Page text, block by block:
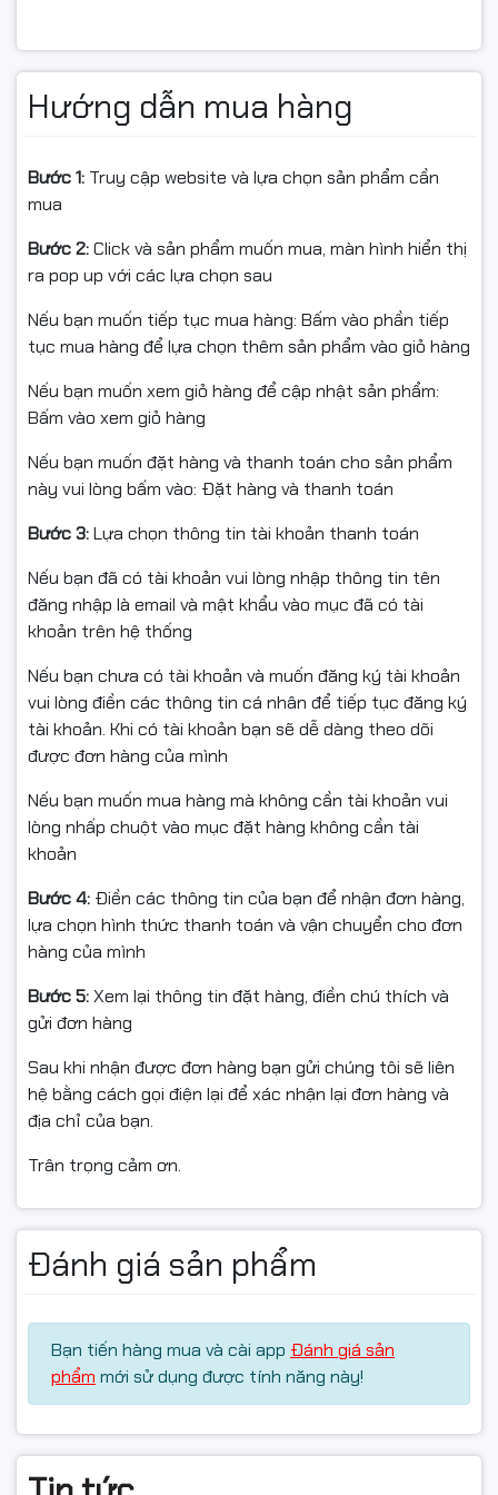
quán net, lớp học.
🎵 Phím tắt đa phương tiện (Multimedia keys)
play/pause, chuyển bài…, tiện khi nghe nhạc, xem phim,
họp online.
🖱 Chuột không dây DPI 3 mức: 800 / 1200 / 1600
Dễ chuyển DPI tùy nhu cầu:
800: gõ văn bản, làm việc cơ bản
1200: dùng thường ngày
1600: thao tác nhanh, màn hình độ phân giải cao hơn
Bàn phím dùng pin AAA
Chuột dùng pin AA
Có công tắc ON/OFF, chủ động tiết kiệm pin khi không
sử dụng.
💻 Tương thích tốt
Dùng được với Windows, macOS, cắm đầu thu USB vào
máy văn phòng.
📌 Thông số kỹ thuật chi tiết
Bàn phím
Layout: Fullsize 104 phím, thiết kế chống tràn
Công nghệ ký tự: Khắc laser
Độ bền phím: Khoảng 10 triệu lần nhấn
Pin: Sử dụng pin AAA
Kích thước: 446.5 × 133.5 × 24 mm
Chuột
Thiết kế: Đối xứng, phù hợp cả tay trái và tay phải
Kèm: USB nano receiver
DPI: 800 / 1200 / 1600 (chuyển DPI linh hoạt)
Hướng dẫn mua hàng
Bước 1: Truy cập website và lựa chọn sản phẩm cần
mua
Bước 2:Click và sản phẩm muốn mua, màn hình hiển thị
ra pop up với các lựa chọn sau
Nếu bạn muốn tiếp tục mua hàng: Bấm vào phần tiếp
tục mua hàng để lựa chọn thêm sản phẩm vào giỏ hàng
Nếu bạn muốn xem giỏ hàng để cập nhật sản phẩm:
Bấm vào xem giỏ hàng
Nếu bạn muốn đặt hàng và thanh toán cho sản phẩm
này vui lòng bấm vào: Đặt hàng và thanh toán
Bước 3:Lựa chọn thông tin tài khoản thanh toán
Nếu bạn đã có tài khoản vui lòng nhập thông tin tên
đăng nhập là email và mật khẩu vào mục đã có tài
khoản trên hệ thống
Nếu bạn chưa có tài khoản và muốn đăng ký tài khoản
vui lòng điền các thông tin cá nhân để tiếp tục đăng ký
tài khoản. Khi có tài khoản bạn sẽ dễ dàng theo dõi
được đơn hàng của mình
Nếu bạn muốn mua hàng mà không cần tài khoản vui
lòng nhấp chuột vào mục đặt hàng không cần tài
khoản
Bước 4: Điền các thông tin của bạn để nhận đơn hàng,
lựa chọn hình thức thanh toán và vận chuyển cho đơn
hàng của mình
Bước 5:Xem lại thông tin đặt hàng, điền chú thích và
gửi đơn hàng
Sau khi nhận được đơn hàng bạn gửi chúng tôi sẽ liên
hệ bằng cách gọi điện lại để xác nhận lại đơn hàng và
địa chỉ của bạn.
Trân trọng cảm ơn.
Đánh giá sản phẩm
Bạn tiến hàng mua và cài app Đánh giá sản
phẩm mới sử dụng được tính năng này!